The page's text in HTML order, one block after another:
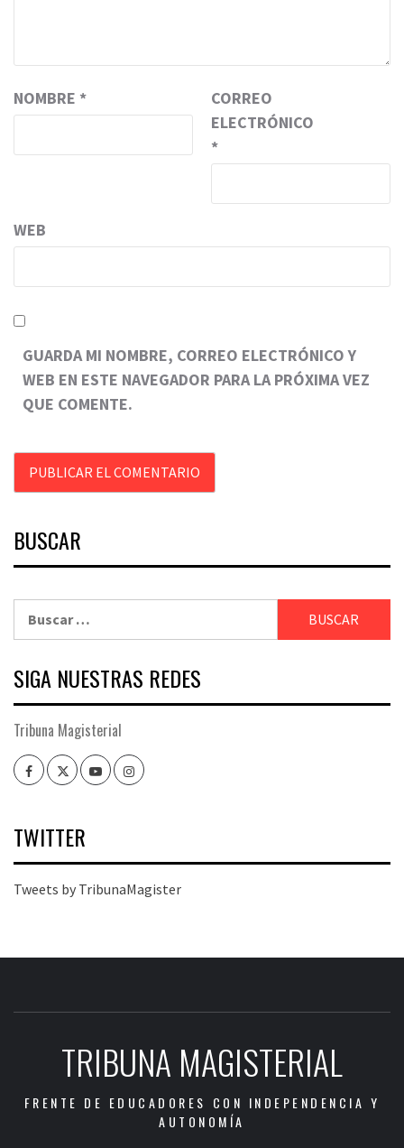
NOMBRE *
CORREO
ELECTRÓNICO
*
WEB
GUARDA MI NOMBRE, CORREO ELECTRÓNICO Y
WEB EN ESTE NAVEGADOR PARA LA PRÓXIMA VEZ
QUE COMENTE.
BUSCAR
SIGA NUESTRAS REDES
Tribuna Magisterial
FacebookTwitterYoutubeInstagram
TWITTER
Tweets by TribunaMagister
TRIBUNA MAGISTERIAL
FRENTE DE EDUCADORES CON INDEPENDENCIA Y
AUTONOMÍA